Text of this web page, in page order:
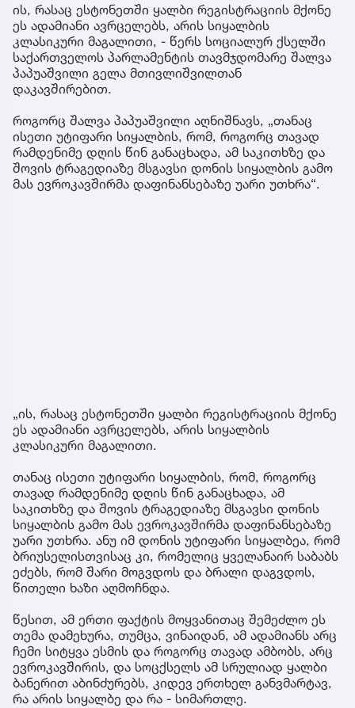
ავალიანის დედა
ის, რასაც ესტონეთში ყალბი რეგისტრაციის მქონე
ეს ადამიანი ავრცელებს, არის სიყალბის
კლასიკური მაგალითი, - წერს სოციალურ ქსელში
საქართველოს პარლამენტის თავმჯდომარე შალვა
პაპუაშვილი გელა მთივლიშვილთან
დაკავშირებით.
როგორც შალვა პაპუაშვილი აღნიშნავს, „თანაც
ისეთი უტიფარი სიყალბის, რომ, როგორც თავად
რამდენიმე დღის წინ განაცხადა, ამ საკითხზე და
შოვის ტრაგედიაზე მსგავსი დონის სიყალბის გამო
მას ევროკავშირმა დაფინანსებაზე უარი უთხრა“.
„ის, რასაც ესტონეთში ყალბი რეგისტრაციის მქონე
ეს ადამიანი ავრცელებს, არის სიყალბის
კლასიკური მაგალითი.
თანაც ისეთი უტიფარი სიყალბის, რომ, როგორც
თავად რამდენიმე დღის წინ განაცხადა, ამ
საკითხზე და შოვის ტრაგედიაზე მსგავსი დონის
სიყალბის გამო მას ევროკავშირმა დაფინანსებაზე
უარი უთხრა. ანუ იმ დონის უტიფარი სიყალბეა, რომ
ბრიუსელისთვისაც კი, რომელიც ყველანაირ საბაბს
ეძებს, რომ შარი მოგვდოს და ბრალი დაგვდოს,
წითელი ხაზი აღმოჩნდა.
წესით, ამ ერთი ფაქტის მოყვანითაც შემეძლო ეს
თემა დამეხურა, თუმცა, ვინაიდან, ამ ადამიანს არც
ჩემი სიტყვა ესმის და როგორც თავად ამბობს, არც
ევროკავშირის, და სოცქსელს ამ სრულიად ყალბი
ბანერით აბინძურებს, კიდევ ერთხელ განვმარტავ,
რა არის სიყალბე და რა - სიმართლე.